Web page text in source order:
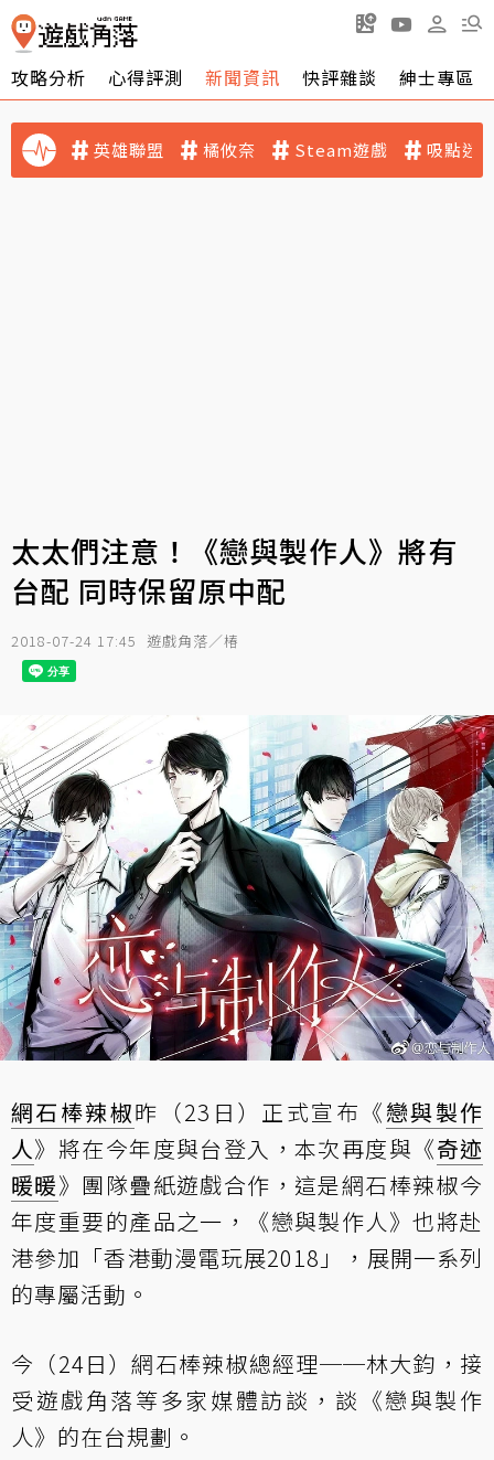
攻略分析 心得評測 新聞資訊 快評雜談 紳士專區
英雄聯盟 橘攸奈 Steam遊戲 吸點迷
太太們注意！《戀與製作人》將有
台配 同時保留原中配
2018-07-24 17:45 遊戲角落／椿
網石棒辣椒昨（23日）正式宣布《戀與製作
人》將在今年度與台登入，本次再度與《奇迹
暖暖》團隊疊紙遊戲合作，這是網石棒辣椒今
年度重要的產品之一，《戀與製作人》也將赴
港參加「香港動漫電玩展2018」，展開一系列
的專屬活動。
今（24日）網石棒辣椒總經理──林大鈞，接
受遊戲角落等多家媒體訪談，談《戀與製作
人》的在台規劃。